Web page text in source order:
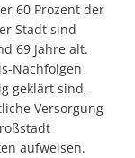
60 Prozent der
Stadt sind
69 Jahre alt.
Nachfolgen
geklärt sind,
Versorgung
aufweisen.